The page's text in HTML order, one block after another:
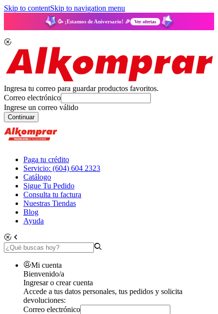
Skip to contentSkip to navigation menu
🥳 ¡Estamos de Aniversario! 🎉 Ver ofertas
Ingresa tu correo para guardar productos favoritos.
Correo electrónico
Ingrese un correo válido
Continuar
Paga tu crédito
Servicio: (604) 604 2323
Catálogo
Sigue Tu Pedido
Consulta tu factura
Nuestras Tiendas
Blog
Ayuda
Mi cuenta
Bienvenido/a
Ingresar o crear cuenta
Accede a tus datos personales, tus pedidos y solicita
devoluciones:
Correo electrónico